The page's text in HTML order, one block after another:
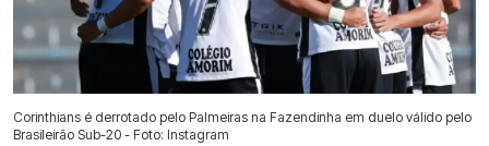
Corinthians é derrotado pelo Palmeiras na Fazendinha em duelo válido pelo
Brasileirão Sub-20 - Foto: Instagram